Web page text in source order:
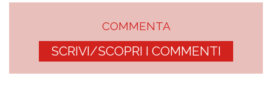
COMMENTA
SCRIVI/SCOPRI I COMMENTI